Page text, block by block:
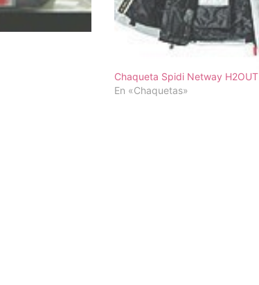
Chaqueta Spidi Netway H2OUT
En «Chaquetas»